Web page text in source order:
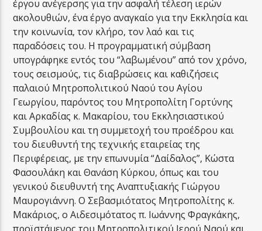
έργου ανέγερσης για την ασφαλή τέλεση ιερών
ακολουθιών, ένα έργο αναγκαίο για την Εκκλησία και
την κοινωνία, τον κλήρο, τον λαό και τις
παραδόσεις του. Η προγραμματική σύμβαση
υπογράφηκε εντός του “λαβωμένου” από τον χρόνο,
τους σεισμούς, τις διαβρώσεις και καθιζήσεις
παλαιού Μητροπολιτικού Ναού του Αγίου
Γεωργίου, παρόντος του Μητροπολίτη Γορτύνης
και Αρκαδίας κ. Μακαρίου, του Εκκλησιαστικού
Συμβουλίου και τη συμμετοχή του προέδρου και
του διευθυντή της τεχνικής εταιρείας της
Περιφέρειας, με την επωνυμία “Δαίδαλος”, Κώστα
Φασουλάκη και Θανάση Κύρκου, όπως και του
γενικού διευθυντή της Αναπτυξιακής Γιώργου
Μαυρογιάννη. Ο Σεβασμιότατος Μητροπολίτης κ.
Μακάριος, ο Αιδεσιμότατος π. Ιωάννης Φραγκάκης,